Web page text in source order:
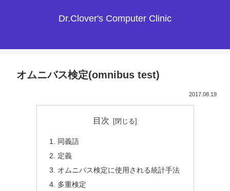
Dr.Clover's Computer Clinic
オムニバス検定(omnibus test)
2017.08.19
目次
同義語
定義
オムニバス検定に使用される統計手法
多重検定